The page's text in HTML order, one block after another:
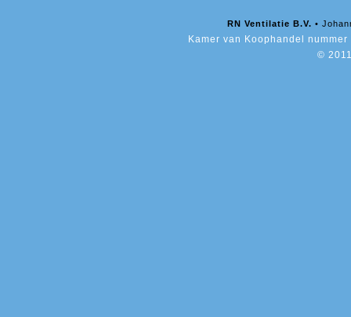
RN Ventilatie B.V. •
Kamer van Koophandel
©